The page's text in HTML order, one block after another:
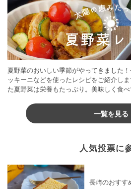
夏野菜のおいしい季節がやってきました
ッキーニなどを使ったレシピをご紹介し
た夏野菜は栄養もたっぷり。美味しく食
一覧を見る
人気投票に
長崎のおすす